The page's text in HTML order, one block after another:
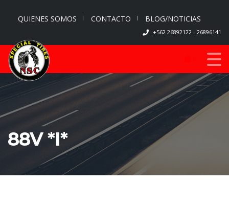
QUIENES SOMOS CONTACTO BLOG/NOTICIAS
+562 26892122 - 26896141
88V *I*